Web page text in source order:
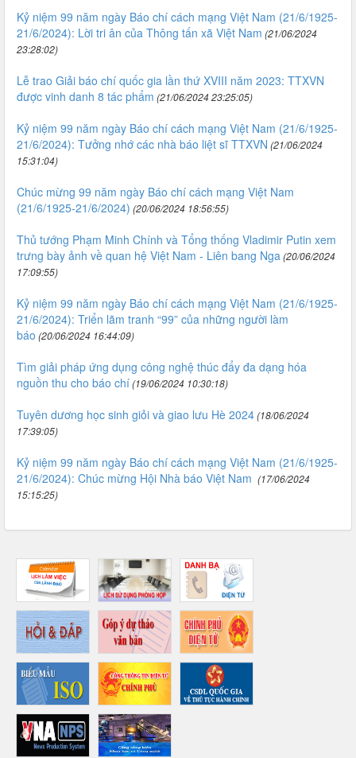
Kỷ niệm 99 năm ngày Báo chí cách mạng Việt Nam (21/6/1925-
21/6/2024): Lời tri ân của Thông tấn xã Việt Nam (21/06/2024
23:28:02)
Lễ trao Giải báo chí quốc gia lần thứ XVIII năm 2023: TTXVN
được vinh danh 8 tác phẩm (21/06/2024 23:25:05)
Kỷ niệm 99 năm ngày Báo chí cách mạng Việt Nam (21/6/1925-
21/6/2024): Tưởng nhớ các nhà báo liệt sĩ TTXVN (21/06/2024
15:31:04)
Chúc mừng 99 năm ngày Báo chí cách mạng Việt Nam
(21/6/1925-21/6/2024) (20/06/2024 18:56:55)
Thủ tướng Phạm Minh Chính và Tổng thống Vladimir Putin xem
trưng bày ảnh về quan hệ Việt Nam - Liên bang Nga(20/06/2024
17:09:55)
Kỷ niệm 99 năm ngày Báo chí cách mạng Việt Nam (21/6/1925-
21/6/2024): Triển lãm tranh “99” của những người làm
báo (20/06/2024 16:44:09)
Tìm giải pháp ứng dụng công nghệ thúc đẩy đa dạng hóa
nguồn thu cho báo chí(19/06/2024 10:30:18)
Tuyên dương học sinh giỏi và giao lưu Hè 2024(18/06/2024
17:39:05)
Kỷ niệm 99 năm ngày Báo chí cách mạng Việt Nam (21/6/1925-
21/6/2024): Chúc mừng Hội Nhà báo Việt Nam (17/06/2024
15:15:25)